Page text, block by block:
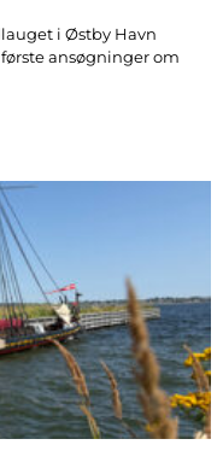
i Østby Havn
ansøgninger om